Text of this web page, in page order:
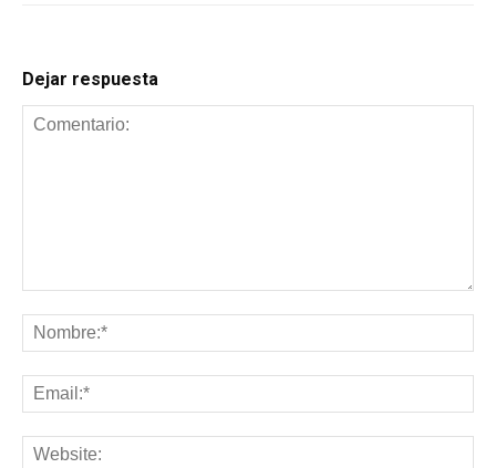
Dejar respuesta